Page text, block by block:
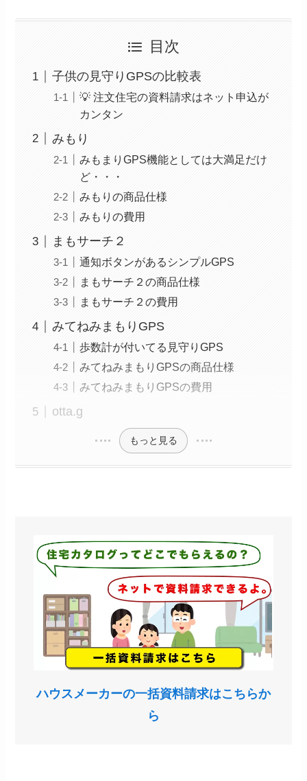
目次
子供の見守りGPSの比較表
💡 注文住宅の資料請求はネット申込が
カンタン
みもり
みもまりGPS機能としては大満足だけ
ど・・・
みもりの商品仕様
みもりの費用
まもサーチ２
通知ボタンがあるシンプルGPS
まもサーチ２の商品仕様
まもサーチ２の費用
みてねみまもりGPS
歩数計が付いてる見守りGPS
みてねみまもりGPSの商品仕様
みてねみまもりGPSの費用
otta.g
もっと見る
ハウスメーカーの一括資料請求はこちらか
ら